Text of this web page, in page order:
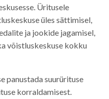
Üritusele
üles sättimisel,
ja jookide jagamisel,
võistluskeskuse kokku
panustada suurürituse
korraldamisest.